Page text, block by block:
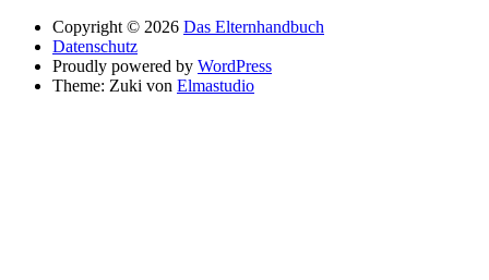
Copyright © 2026 Das Elternhandbuch
Datenschutz
Proudly powered by WordPress
Theme: Zuki von Elmastudio